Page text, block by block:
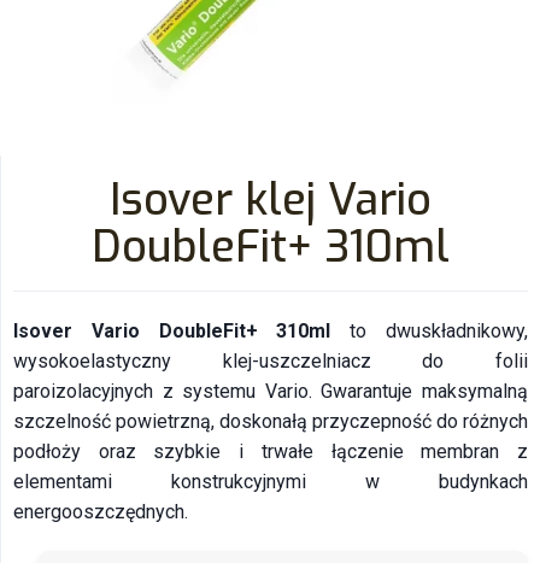
Isover klej Vario
DoubleFit+ 310ml
Isover Vario DoubleFit+ 310ml to dwuskładnikowy,
wysokoelastyczny klej-uszczelniacz do folii
paroizolacyjnych z systemu Vario. Gwarantuje maksymalną
szczelność powietrzną, doskonałą przyczepność do różnych
podłoży oraz szybkie i trwałe łączenie membran z
elementami konstrukcyjnymi w budynkach
energooszczędnych.